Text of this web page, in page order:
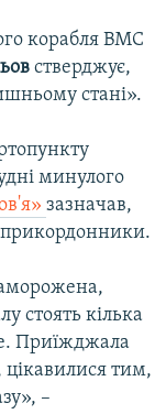
корабля ВМС
стверджує,
стані».
минулого
зазначав,
прикордонники.
стоять кілька
Приїжджала
тим,
–